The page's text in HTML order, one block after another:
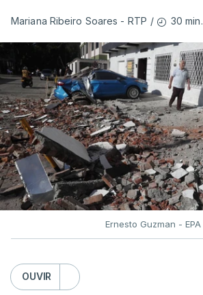
Mariana Ribeiro Soares - RTP / 30 min.
Ernesto Guzman - EPA
OUVIR